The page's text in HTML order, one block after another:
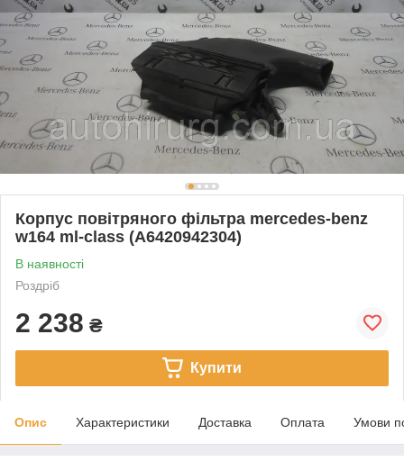
Корпус повітряного фільтра mercedes-benz
w164 ml-class (A6420942304)
В наявності
Роздріб
2 238 ₴
Купити
Опис Характеристики Доставка Оплата Умови